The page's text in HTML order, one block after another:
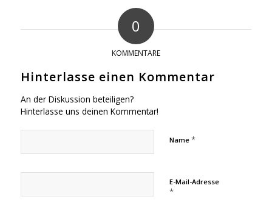
0
KOMMENTARE
Hinterlasse einen Kommentar
An der Diskussion beteiligen?
Hinterlasse uns deinen Kommentar!
Name *
E-Mail-Adresse
*